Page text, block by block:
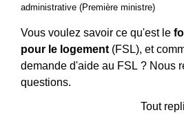
administrative (Première ministre)
Vous voulez savoir ce qu'est le
pour le logement (FSL), et
demande d'aide au FSL ? Nous
questions.
Tout